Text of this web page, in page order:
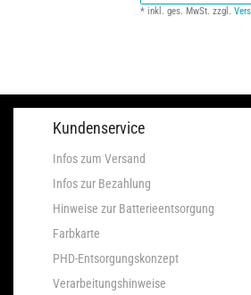
*inkl. ges. MwSt. zzgl.
Kundenservice
Infos zum Versand
Infos zur Bezahlung
Hinweise zur Batterieentsorgung
Farbkarte
PHD-Entsorgungskonzept
Verarbeitungshinweise